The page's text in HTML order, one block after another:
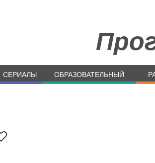
СЕРИАЛЫ ОБРАЗОВАТЕЛЬНЫЙ